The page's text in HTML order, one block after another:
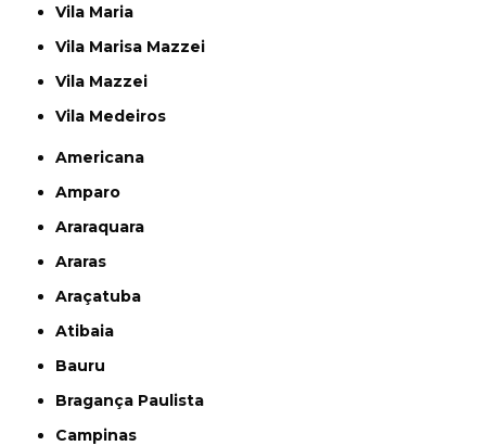
Vila Maria
Vila Marisa Mazzei
Vila Mazzei
Vila Medeiros
Americana
Amparo
Araraquara
Araras
Araçatuba
Atibaia
Bauru
Bragança Paulista
Campinas